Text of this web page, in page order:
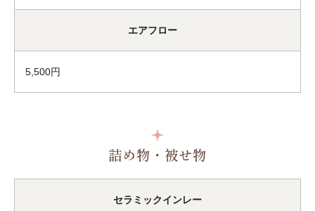
エアフロー
5,500円
詰め物・被せ物
セラミックインレー